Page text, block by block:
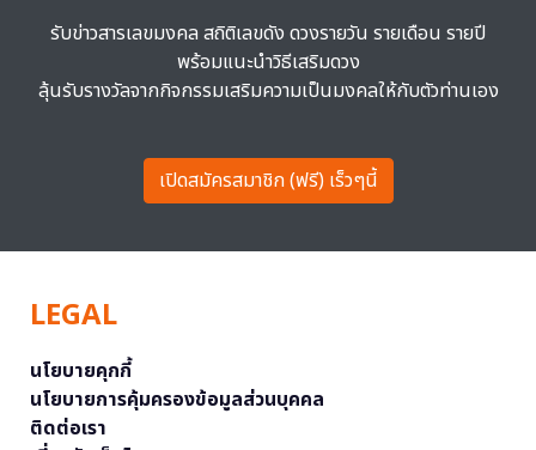
รับข่าวสารเลขมงคล สถิติเลขดัง ดวงรายวัน รายเดือน รายปี
พร้อมแนะนำวิธีเสริมดวง
ลุ้นรับรางวัลจากกิจกรรมเสริมความเป็นมงคลให้กับตัวท่านเอง
เปิดสมัครสมาชิก (ฟรี) เร็วๆนี้
LEGAL
นโยบายคุกกี้
นโยบายการคุ้มครองข้อมูลส่วนบุคคล
ติดต่อเรา